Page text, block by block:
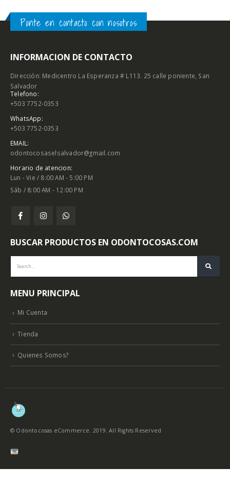
Ponte en contacto con nosotros
INFORMACION DE CONTACTO
Dirección: Medicentro La Esperanza # L113. 25 calle poniente, San
Salvador
Telefono:
+503 7752-0353
WhatsApp:
+503 7752-0353
EMAIL:
odontocosaselsalvador@gmail.com
Horario de atencion:
Lun - Vie / 8:00 AM - 5:00 PM
Sáb / 8:00 AM - 12:00 PM
BUSCAR PRODUCTOS EN ODONTOCOSAS.COM
MENU PRINCIPAL
Mi Cuenta
Tienda
Quienes Somos?
© Odontocosas eCommerce. 2019. All Rights Reserved